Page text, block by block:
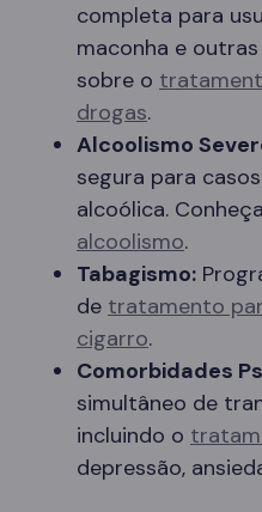
completa para
maconha e
sobre o
drogas.
Alcoolismo
segura para
alcoólica.
alcoolismo.
Tabagismo:
de tratamento
cigarro.
Comorbidades
simultâneo de
incluindo o
depressão,